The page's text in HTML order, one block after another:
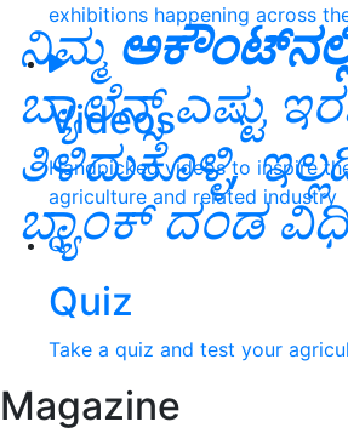
exhibitions happening across
Videos
Handpicked videos to inspire
agriculture and related industry
Quiz
Take a quiz and test your
Magazine
ನಿಮ್ಮ
ಬ್ಯಾಲೆನ್ಸ್ ಎಷ್ಟು
ತಿಳಿದುಕೊಳ್ಳಿ,
ಬ್ಯಾಂಕ್ ದಂಡ